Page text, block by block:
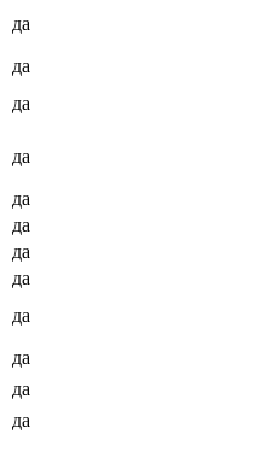
да
да
да
да
да
да
да
да
да
да
да
да